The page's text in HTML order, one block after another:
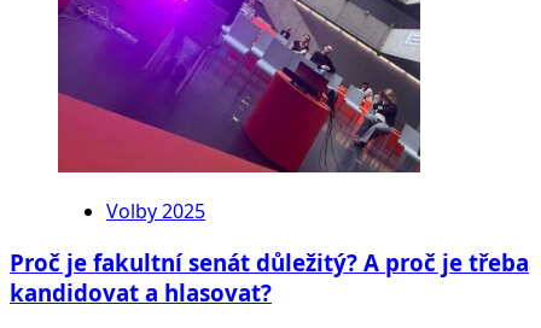
Volby 2025
Proč je fakultní senát důležitý? A proč je třeba
kandidovat a hlasovat?